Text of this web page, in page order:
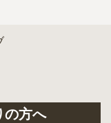
の方へ